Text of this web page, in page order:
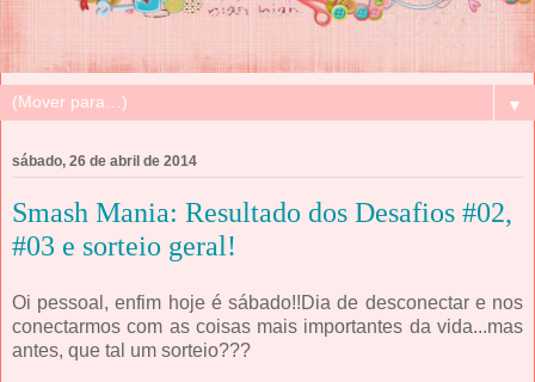
▼
sábado, 26 de abril de 2014
Smash Mania: Resultado dos Desafios #02,
#03 e sorteio geral!
Oi pessoal, enfim hoje é sábado!!Dia de desconectar e nos
conectarmos com as coisas mais importantes da vida...mas
antes, que tal um sorteio???